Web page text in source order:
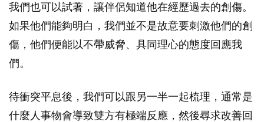
我們也可以試著，讓伴侶知道他在經歷過去的創傷。
如果他們能夠明白，我們並不是故意要刺激他們的創
傷，他們便能以不帶威脅、具同理心的態度回應我
們。
待衝突平息後，我們可以跟另一半一起梳理，通常是
什麼人事物會導致雙方有極端反應，然後尋求改善回